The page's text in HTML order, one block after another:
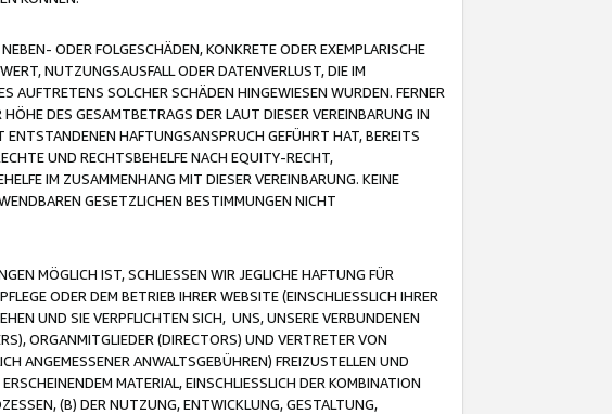
ODER FOLGESCHÄDEN, KONKRETE ODER EXEMPLARISCHE
NUTZUNGSAUSFALL ODER DATENVERLUST, DIE IM
AUFTRETENS SOLCHER SCHÄDEN HINGEWIESEN WURDEN. FERNER
DES GESAMTBETRAGS DER LAUT DIESER VEREINBARUNG IN
HAFTUNGSANSPRUCH GEFÜHRT HAT, BEREITS
UND RECHTSBEHELFE NACH EQUITY-RECHT,
IM ZUSAMMENHANG MIT DIESER VEREINBARUNG. KEINE
GESETZLICHEN BESTIMMUNGEN NICHT
MÖGLICH IST, SCHLIESSEN WIR JEGLICHE HAFTUNG FÜR
ODER DEM BETRIEB IHRER WEBSITE (EINSCHLIESSLICH IHRER
UND SIE VERPFLICHTEN SICH, UNS, UNSERE VERBUNDENEN
ORGANMITGLIEDER (DIRECTORS) UND VERTRETER VON
ANGEMESSENER ANWALTSGEBÜHREN) FREIZUSTELLEN UND
MATERIAL, EINSCHLIESSLICH DER KOMBINATION
(B) DER NUTZUNG, ENTWICKLUNG, GESTALTUNG,